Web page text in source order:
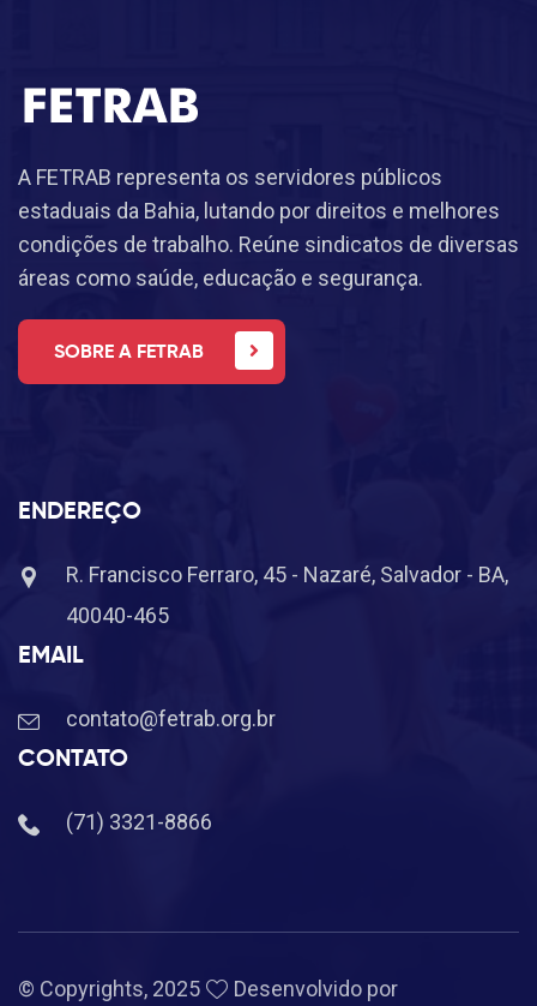
A FETRAB representa os servidores públicos
estaduais da Bahia, lutando por direitos e melhores
condições de trabalho. Reúne sindicatos de diversas
áreas como saúde, educação e segurança.
SOBRE A FETRAB
ENDEREÇO
R. Francisco Ferraro, 45 - Nazaré, Salvador - BA,
40040-465
EMAIL
contato@fetrab.org.br
CONTATO
(71) 3321-8866
© Copyrights, 2025 Desenvolvido por